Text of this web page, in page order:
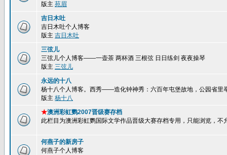
版主 苑眉
吉日木吐
吉日木吐个人博客
版主 吉日木吐
三弦儿
三弦儿个人博客——一壶茶 两杯酒 三根弦 日日练剑 夜夜操琴
版主 三弦儿
永远的十八
杨十八个人博客。西秀——造化钟神秀：六百年屯堡故地，公园省里
版主 杨十八
★澳洲彩虹鹦2007晋级赛存档
此栏目为澳洲彩虹鹦国际文学作品晋级大赛存档专用，只能浏览，
何燕子的新房子
何燕子个人博客